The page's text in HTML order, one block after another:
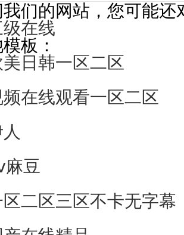
们的网站，您可能还
在线
板：
日韩一区二区
在线观看一区二区
麻豆
二区三区不卡无字幕